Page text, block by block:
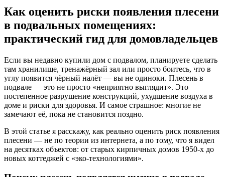
Как оценить риски появления плесени
в подвальных помещениях:
практический гид для домовладельцев
Если вы недавно купили дом с подвалом, планируете сделать
там хранилище, тренажёрный зал или просто боитесь, что в
углу появится чёрный налёт — вы не одиноки. Плесень в
подвале — это не просто «неприятно выглядит». Это
постепенное разрушение конструкций, ухудшение воздуха в
доме и риски для здоровья. И самое страшное: многие не
замечают её, пока не становится поздно.
В этой статье я расскажу, как реально оценить риск появления
плесени — не по теории из интернета, а по тому, что я видел
на десятках объектов: от старых кирпичных домов 1950-х до
новых коттеджей с «эко-технологиями».